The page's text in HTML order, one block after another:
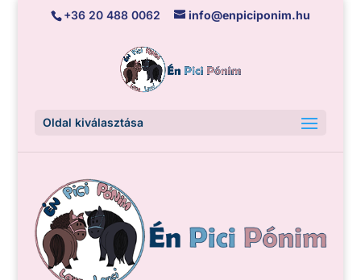
+36 20 488 0062 info@enpiciponim.hu
Oldal kiválasztása